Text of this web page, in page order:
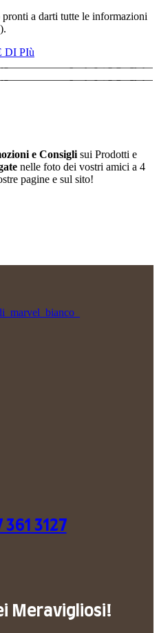
pronti a darti tutte le informazioni
DI PIù
e Consigli sui Prodotti e
nelle foto dei vostri amici a 4
pagine e sul sito!
3127
Meravigliosi!